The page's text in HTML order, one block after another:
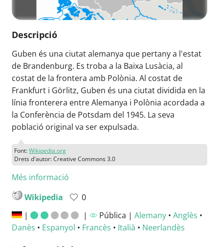
Descripció
Guben és una ciutat alemanya que pertany a l'estat
de Brandenburg. Es troba a la Baixa Lusàcia, al
costat de la frontera amb Polònia. Al costat de
Frankfurt i Görlitz, Guben és una ciutat dividida en la
línia fronterera entre Alemanya i Polònia acordada a
la Conferència de Potsdam del 1945. La seva
població original va ser expulsada.
Font:Wikipedia.org
Drets d'autor: Creative Commons 3.0
Més informació
Wikipedia
0
|
| Pública | Alemany• Anglès •
Danès • Espanyol • Francès • Italià • Neerlandès